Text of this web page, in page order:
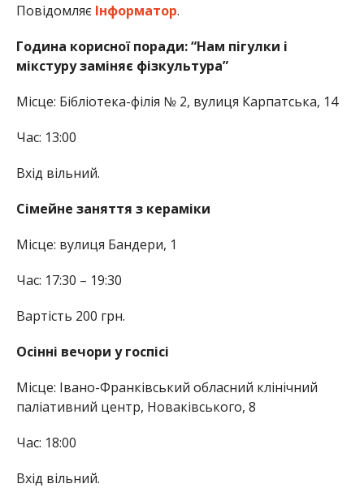
Повідомляє Інформатор.
Година корисної поради: “Нам пігулки і
мікстуру заміняє фізкультура”
Місце: Бібліотека-філія № 2, вулиця Карпатська, 14
Час: 13:00
Вхід вільний.
Сімейне заняття з кераміки
Місце: вулиця Бандери, 1
Час: 17:30 – 19:30
Вартість 200 грн.
Осінні вечори у госпісі
Місце: Івано-Франківський обласний клінічний
паліативний центр, Новаківського, 8
Час: 18:00
Вхід вільний.